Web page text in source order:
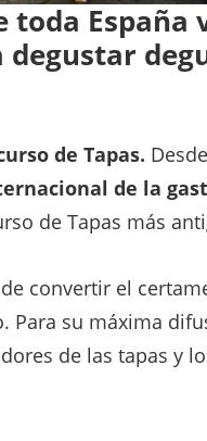
España
de Tapas.
de la
de Tapas más
de convertir el
su máxima
de las tapas y